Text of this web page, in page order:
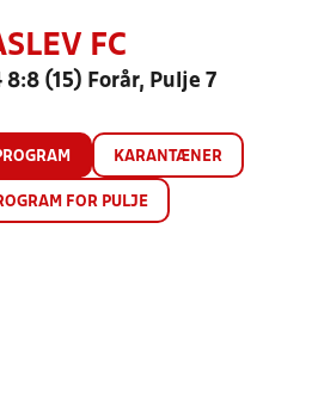
FC
8:8 (15) Forår, Pulje 7
KARANTÆNER
FOR PULJE